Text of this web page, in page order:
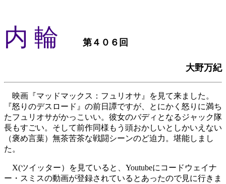
内 輪 第４０６回
大野万紀
映画『マッドマックス：フュリオサ』を見て来ました。
『怒りのデスロード』の前日譚ですが、とにかく怒りに満ち
たフュリオサがかっこいい。彼女のバディとなるジャック隊
長もすごい。そして前作同様もう頭おかしいとしかいえない
（褒め言葉）無茶苦茶な戦闘シーンのど迫力。堪能しまし
た。
X(ツイッター）を見ていると、Youtubeにコードウェイナ
ー・スミスの動画が登録されているとあったので見に行きま